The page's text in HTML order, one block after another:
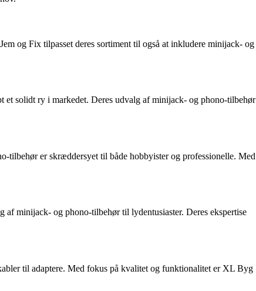
og Fix tilpasset deres sortiment til også at inkludere minijack- og
et solidt ry i markedet. Deres udvalg af minijack- og phono-tilbehør
tilbehør er skræddersyet til både hobbyister og professionelle. Med
minijack- og phono-tilbehør til lydentusiaster. Deres ekspertise
til adaptere. Med fokus på kvalitet og funktionalitet er XL Byg